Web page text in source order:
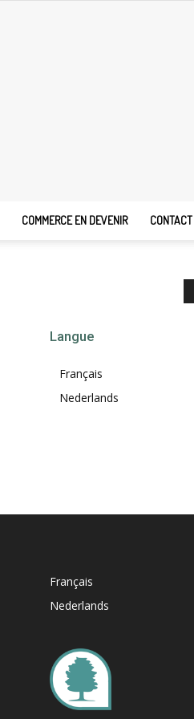
COMMERCE EN DEVENIR CONTACT
Langue
Français
Nederlands
Français
Nederlands